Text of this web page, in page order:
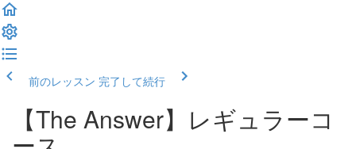
前のレッスン 完了して続行
【The Answer】レギュラーコ